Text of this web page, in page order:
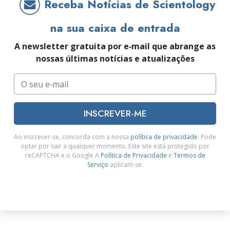
Receba Notícias de Scientology
na sua caixa de entrada
A newsletter gratuita por e‑mail que abrange as
nossas últimas notícias e atualizações
INSCREVER‑ME
Ao inscrever‑se, concorda com a nossa política de privacidade. Pode
optar por sair a qualquer momento. Este site está protegido por
reCAPTCHA e o Google A Política de Privacidade e Termos de
Serviço aplicam‑se.